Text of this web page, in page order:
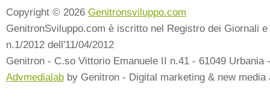
Copyright © 2026 Genitronsviluppo.com
GenitronSviluppo.com è iscritto nel Registro dei Giornali
n.1/2012 dell'11/04/2012
Genitron - C.so Vittorio Emanuele II n.41 - 61049 Urbania
Advmedialab by Genitron - Digital marketing & new media